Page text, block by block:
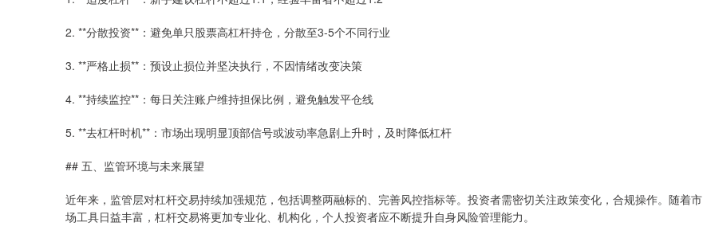
2. **分散投资**：避免单只股票高杠杆持仓，分散至3-5个不同行业
3. **严格止损**：预设止损位并坚决执行，不因情绪改变决策
4. **持续监控**：每日关注账户维持担保比例，避免触发平仓线
5. **去杠杆时机**：市场出现明显顶部信号或波动率急剧上升时，及时降低杠杆
## 五、监管环境与未来展望
近年来，监管层对杠杆交易持续加强规范，包括调整两融标的、完善风控指标等。投资者需密切关注政策变化，合规操作。随着市
场工具日益丰富，杠杆交易将更加专业化、机构化，个人投资者应不断提升自身风险管理能力。